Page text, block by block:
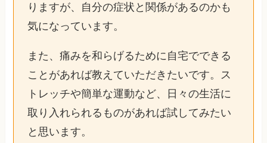
りますが、自分の症状と関係があるのかも
気になっています。
また、痛みを和らげるために自宅でできる
ことがあれば教えていただきたいです。ス
トレッチや簡単な運動など、日々の生活に
取り入れられるものがあれば試してみたい
と思います。